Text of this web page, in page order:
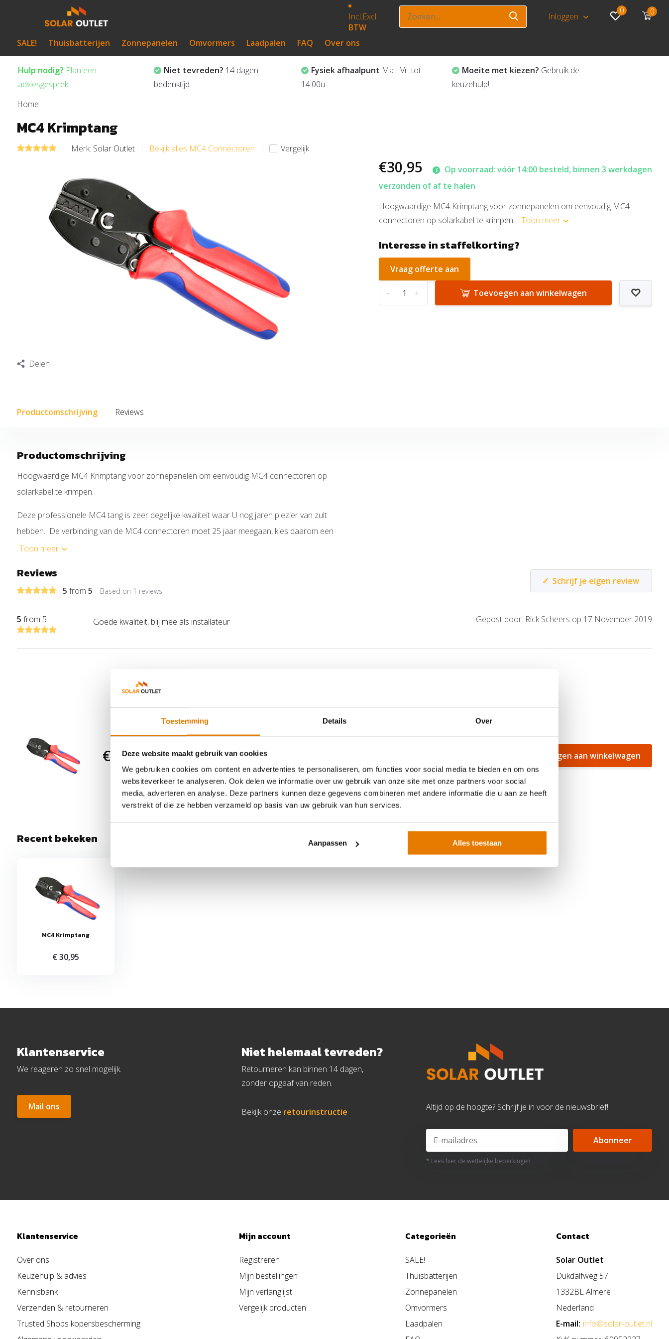
Toestemming Details Over
Deze website maakt gebruik van cookies
We gebruiken cookies om content en advertenties te personaliseren, om functies voor social media te bieden en om ons
websiteverkeer te analyseren. Ook delen we informatie over uw gebruik van onze site met onze partners voor social
media, adverteren en analyse. Deze partners kunnen deze gegevens combineren met andere informatie die u aan ze heeft
verstrekt of die ze hebben verzameld op basis van uw gebruik van hun services.
Aanpassen Alles toestaan
Incl.Excl.
BTW
Inloggen
0 0
SALE! Thuisbatterijen Zonnepanelen Omvormers Laadpalen FAQ Over ons
Hulp nodig? Plan een
adviesgesprek
Niet tevreden? 14 dagen
bedenktijd
Fysiek afhaalpunt Ma - Vr: tot
14:00u
Moeite met kiezen? Gebruik de
keuzehulp!
Home
MC4 Krimptang
Merk: Solar Outlet Bekijk alles MC4 Connectoren Vergelijk
Delen
€30,95
Op voorraad: vóór 14:00 besteld, binnen 3 werkdagen
verzonden of af te halen
Hoogwaardige MC4 Krimptang voor zonnepanelen om eenvoudig MC4
connectoren op solarkabel te krimpen....Toon meer
Interesse in staffelkorting?
Vraag offerte aan
+
- Toevoegen aan winkelwagen
Productomschrijving Reviews
Productomschrijving
Hoogwaardige MC4 Krimptang voor zonnepanelen om eenvoudig MC4 connectoren op
solarkabel te krimpen.
Deze professionele MC4 tang is zeer degelijke kwaliteit waar U nog jaren plezier van zult
hebben. De verbinding van de MC4 connectoren moet 25 jaar meegaan, kies daarom een
goede tang die de verbinding deugdelijk aanzet.
Kenmerken:
* exacte krimping dankzij de parallel krimping
* constante, hoge krimpkwaliteit door dwangsluiting (ontgrendelbaar)
* krachtversterking door hefboomoverbrenging voor moeiteloos werken
(Exacte model afhankelijk van voorraad, kan afwijken van de foto's)
Toon meer
Reviews
5 from 5 Based on 1 reviews
Schrijf je eigen review
5 from 5 Goede kwaliteit, blij mee als installateur Gepost door: Rick Scheers op 17 November 2019
€ 30,95
MC4 Krimptang
Bekabeling & Elektrische componenten
0 Op voorraad: vóór 14:00 besteld, binnen 3 werkdagen verzonden of af te
halen
Toevoegen aan winkelwagen
Recent bekeken
MC4 Krimptang
€ 30,95
Klantenservice
We reageren zo snel mogelijk.
Mail ons
Niet helemaal tevreden?
Retourneren kan binnen 14 dagen,
zonder opgaaf van reden.
Bekijk onze retourinstructie Altijd op de hoogte? Schrijf je in voor de nieuwsbrief!
Abonneer
* Lees hier de wettelijke beperkingen
Klantenservice
Over ons
Keuzehulp & advies
Kennisbank
Verzenden & retourneren
Trusted Shops kopersbescherming
Mijn account
Registreren
Mijn bestellingen
Mijn verlanglijst
Vergelijk producten
Categorieën
SALE!
Thuisbatterijen
Zonnepanelen
Omvormers
Laadpalen
Contact
Solar Outlet
Dukdalfweg 57
1332BL Almere
Nederland
E-mail: info@solar-outlet.nl